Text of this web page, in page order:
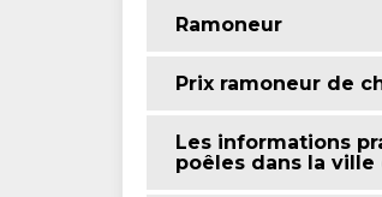
Ramoneur
Prix ramoneur de
Les informations
poêles dans la ville